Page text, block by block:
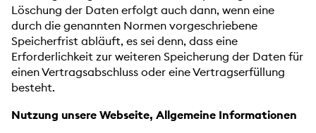
Löschung der Daten erfolgt auch dann, wenn eine
durch die genannten Normen vorgeschriebene
Speicherfrist abläuft, es sei denn, dass eine
Erforderlichkeit zur weiteren Speicherung der Daten für
einen Vertragsabschluss oder eine Vertragserfüllung
besteht.
Nutzung unsere Webseite, Allgemeine Informationen